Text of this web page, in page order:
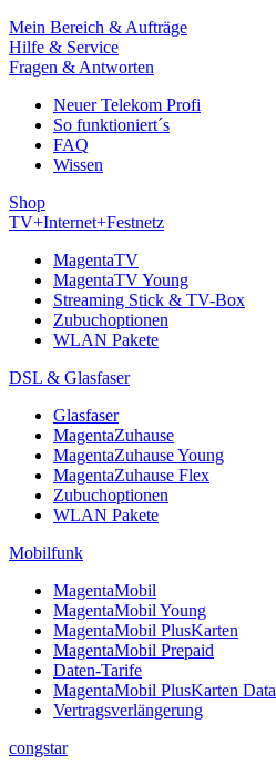
Mein Bereich & Aufträge
Hilfe & Service
Fragen & Antworten
Neuer Telekom Profi
So funktioniert´s
FAQ
Wissen
Shop
TV+Internet+Festnetz
MagentaTV
MagentaTV Young
Streaming Stick & TV-Box
Zubuchoptionen
WLAN Pakete
DSL & Glasfaser
Glasfaser
MagentaZuhause
MagentaZuhause Young
MagentaZuhause Flex
Zubuchoptionen
WLAN Pakete
Mobilfunk
MagentaMobil
MagentaMobil Young
MagentaMobil PlusKarten
MagentaMobil Prepaid
Daten-Tarife
MagentaMobil PlusKarten Data
Vertragsverlängerung
congstar